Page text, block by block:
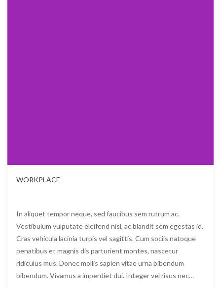
WORKPLACE
In aliquet tempor neque, sed faucibus sem rutrum ac.
Vestibulum vulputate eleifend nisl, ac blandit sem egestas id.
Cras vehicula lacinia turpis vel sagittis. Cum sociis natoque
penatibus et magnis dis parturient montes, nascetur
ridiculus mus. Donec mollis sapien vitae urna bibendum
bibendum. Vivamus a imperdiet dui. Integer vel risus nec…